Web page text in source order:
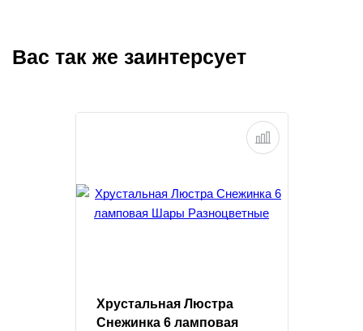
Вас так же заинтерсует
Хрустальная Люстра
Снежинка 6 ламповая